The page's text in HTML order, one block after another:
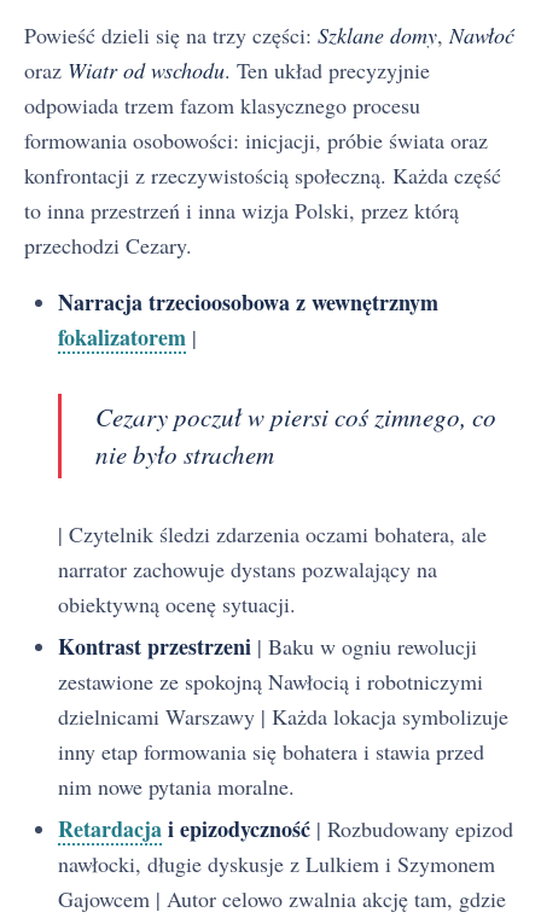
Powieść dzieli się na trzy części: Szklane domy, Nawłoć
oraz Wiatr od wschodu. Ten układ precyzyjnie
odpowiada trzem fazom klasycznego procesu
formowania osobowości: inicjacji, próbie świata oraz
konfrontacji z rzeczywistością społeczną. Każda część
to inna przestrzeń i inna wizja Polski, przez którą
przechodzi Cezary.
Narracja trzecioosobowa z wewnętrznym
fokalizatorem |
Cezary poczuł w piersi coś zimnego, co
nie było strachem
| Czytelnik śledzi zdarzenia oczami bohatera, ale
narrator zachowuje dystans pozwalający na
obiektywną ocenę sytuacji.
Kontrast przestrzeni | Baku w ogniu rewolucji
zestawione ze spokojną Nawłocią i robotniczymi
dzielnicami Warszawy | Każda lokacja symbolizuje
inny etap formowania się bohatera i stawia przed
nim nowe pytania moralne.
Retardacjai epizodyczność | Rozbudowany epizod
nawłocki, długie dyskusje z Lulkiem i Szymonem
Gajowcem | Autor celowo zwalnia akcję tam, gdzie